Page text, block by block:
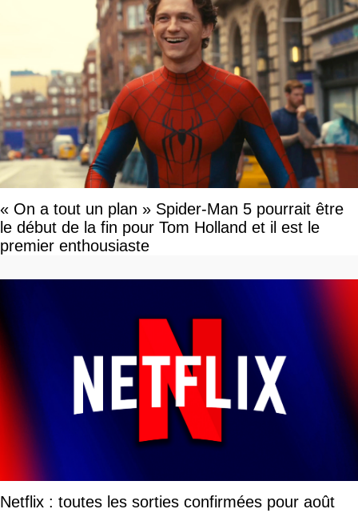
« On a tout un plan » Spider-Man 5 pourrait être
le début de la fin pour Tom Holland et il est le
premier enthousiaste
Netflix : toutes les sorties confirmées pour août